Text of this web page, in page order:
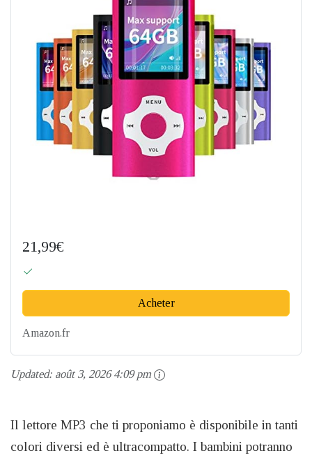
21,99€
Acheter
Amazon.fr
Updated: août 3, 2026 4:09 pm
Il lettore MP3 che ti proponiamo è disponibile in tanti
colori diversi ed è ultracompatto. I bambini potranno